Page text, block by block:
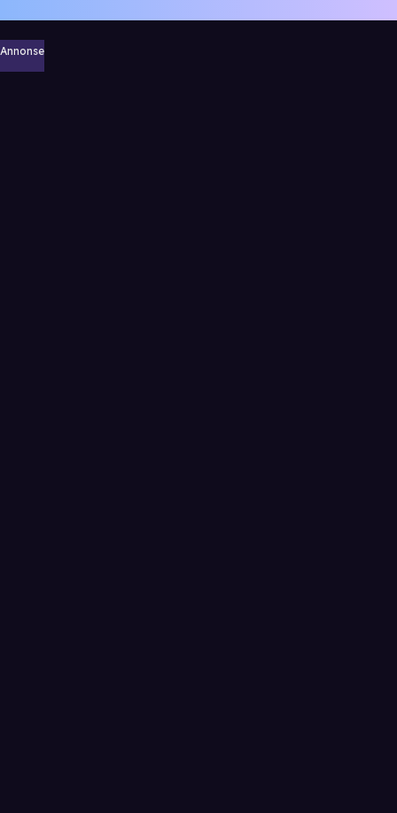
Annonse